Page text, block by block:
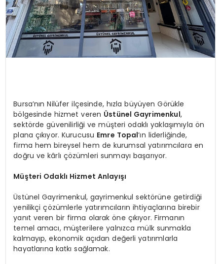
Bursa’nın Nilüfer ilçesinde, hızla büyüyen Görükle
bölgesinde hizmet veren Üstünel Gayrimenkul,
sektörde güvenilirliği ve müşteri odaklı yaklaşımıyla ön
plana çıkıyor. Kurucusu Emre Topal’ın liderliğinde,
firma hem bireysel hem de kurumsal yatırımcılara en
doğru ve kârlı çözümleri sunmayı başarıyor.
Müşteri Odaklı Hizmet Anlayışı
Üstünel Gayrimenkul, gayrimenkul sektörüne getirdiği
yenilikçi çözümlerle yatırımcıların ihtiyaçlarına birebir
yanıt veren bir firma olarak öne çıkıyor. Firmanın
temel amacı, müşterilere yalnızca mülk sunmakla
kalmayıp, ekonomik açıdan değerli yatırımlarla
hayatlarına katkı sağlamak.